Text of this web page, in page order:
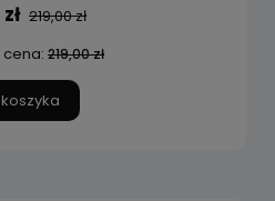
219,00 zł
cena: 219,00 zł